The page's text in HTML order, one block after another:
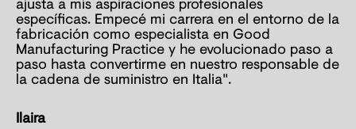
específicas. Empecé mi carrera en el entorno de la
fabricación como especialista en Good
Manufacturing Practice y he evolucionado paso a
paso hasta convertirme en nuestro responsable de
la cadena de suministro en Italia".
Ilaira